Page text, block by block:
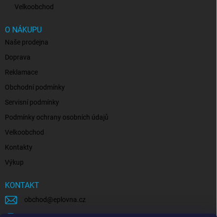
Velkoobchod
O NÁKUPU
Naše prodejna
Doprava
Reklamace
Obchodní podmínky
Servisní podmínky
Podmínky ochrany osobních údajů
Velkoobchod
Kontakty
Výkup
KONTAKT
obchod @eplovna.cz